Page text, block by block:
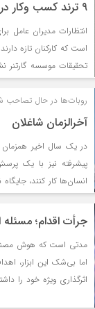
۹ ترند کسب‌ وکار در سال جدید
انتظارات مدیران
است که کارکنان تازه
اهداف رشد کنونی و
روبات‌ها در حال تصاحب
آخرالزمان شاغلان
در یک سال اخیر همزمان
پیشرفته نیز با یک پرسش
انسان‌ها کار کنند،
سناریوهای بی‌ثباتی
بودن تطبیق اقتصاد و
توانایی هوش مصنوعی
تحلیل‌های مختلف از
هوش مصنوعی و نحوه
جرأت اقدام؛
مدتی است که هوش
اما بی‌شک این ابزار،
اثرگذاری ویژه خود را